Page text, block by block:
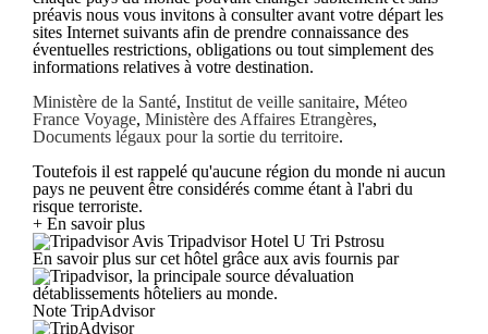
préavis nous vous invitons à consulter avant votre départ les
sites Internet suivants afin de prendre connaissance des
éventuelles restrictions, obligations ou tout simplement des
informations relatives à votre destination.
Ministère de la Santé, Institut de veille sanitaire, Méteo
France Voyage, Ministère des Affaires Etrangères,
Documents légaux pour la sortie du territoire.
Toutefois il est rappelé qu'aucune région du monde ni aucun
pays ne peuvent être considérés comme étant à l'abri du
risque terroriste.
+ En savoir plus
Avis Tripadvisor Hotel U Tri Pstrosu
En savoir plus sur cet hôtel grâce aux avis fournis par
, la principale source dévaluation
détablissements hôteliers au monde.
Note TripAdvisor